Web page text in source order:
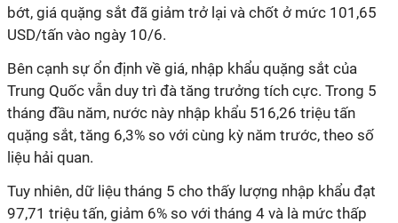
bớt, giá quặng sắt đã giảm trở lại và chốt ở mức 101,65
USD/tấn vào ngày 10/6.
Bên cạnh sự ổn định về giá, nhập khẩu quặng sắt của
Trung Quốc vẫn duy trì đà tăng trưởng tích cực. Trong 5
tháng đầu năm, nước này nhập khẩu 516,26 triệu tấn
quặng sắt, tăng 6,3% so với cùng kỳ năm trước, theo số
liệu hải quan.
Tuy nhiên, dữ liệu tháng 5 cho thấy lượng nhập khẩu đạt
97,71 triệu tấn, giảm 6% so với tháng 4 và là mức thấp